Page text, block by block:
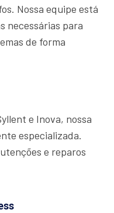
Nossa equipe está
necessárias para
de forma
e Inova, nossa
especializada.
e reparos